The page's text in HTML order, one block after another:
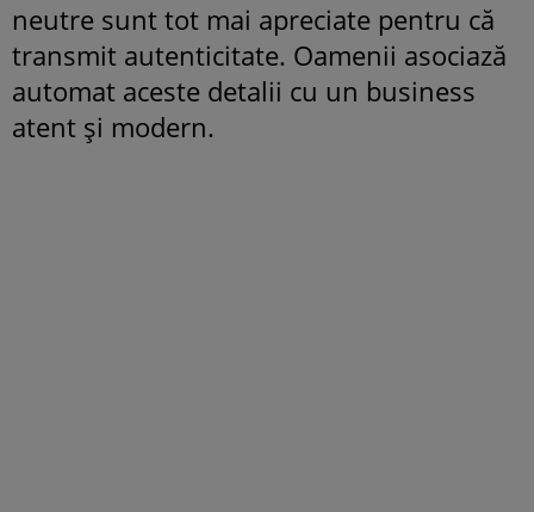
neutre sunt tot mai apreciate pentru că
transmit autenticitate. Oamenii asociază
automat aceste detalii cu un business
atent și modern.